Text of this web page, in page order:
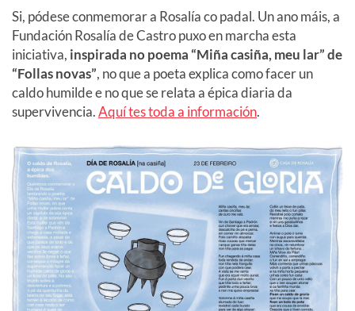
Si, pódese conmemorar a Rosalía co padal. Un ano máis, a
Fundación Rosalía de Castro puxo en marcha esta
iniciativa, inspirada no poema “Miña casiña, meu lar” de
“Follas novas”, no que a poeta explica como facer un
caldo humilde e no que se relata a épica diaria da
supervivencia.Aquí tes toda a información.